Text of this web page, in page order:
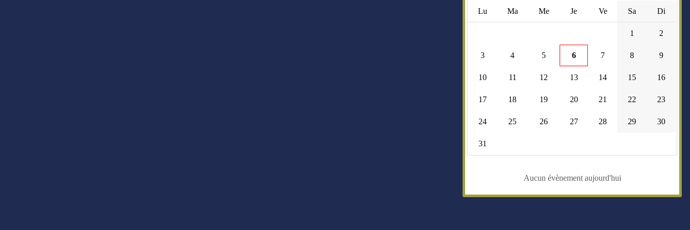
Lu Ma Me Je Ve Sa Di
1 2
3 4 5 6 7 8 9
10 11 12 13 14 15 16
17 18 19 20 21 22 23
24 25 26 27 28 29 30
31
Aucun évènement aujourd'hui